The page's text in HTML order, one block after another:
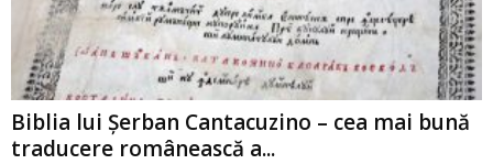
Biblia lui Şerban Cantacuzino – cea mai bună
traducere românească a...